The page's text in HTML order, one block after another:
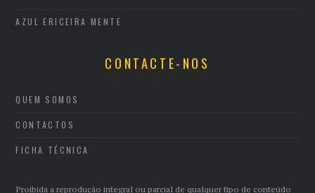
AZUL ERICEIRA MENTE
CONTACTE-NOS
QUEM SOMOS
CONTACTOS
FICHA TÉCNICA
Proibida a reprodução integral ou parcial de qualquer tipo de conteúdo